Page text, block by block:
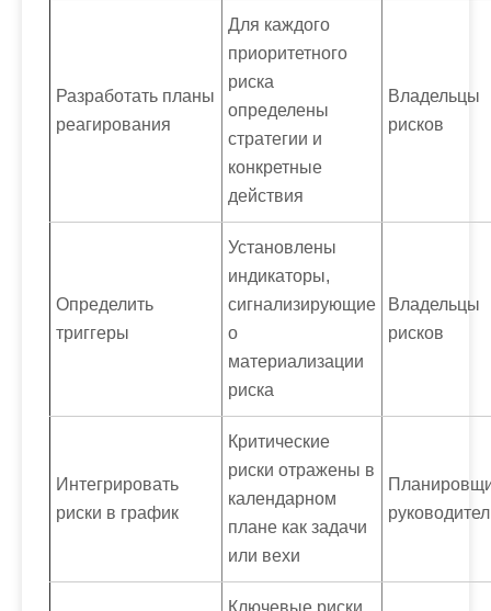
Разработать планы
реагирования
Для каждого
приоритетного
риска
определены
стратегии и
конкретные
действия
Владельцы
рисков
Определить
триггеры
Установлены
индикаторы,
сигнализирующие
о
материализации
риска
Владельцы
рисков
Интегрировать
риски в график
Критические
риски отражены в
календарном
плане как задачи
или вехи
Ключевые риски